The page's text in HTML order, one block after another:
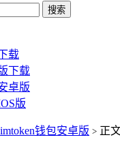
搜索
载
下载
卓版
版
imtoken钱包安卓版 > 正